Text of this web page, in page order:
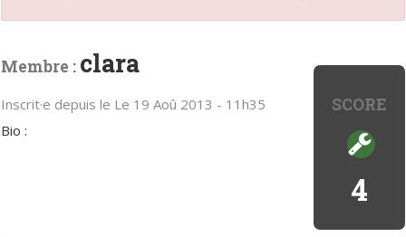
SCORE
4
Membre : clara
Inscrit·e depuis le Le 19 Aoû 2013 - 11h35
Bio :